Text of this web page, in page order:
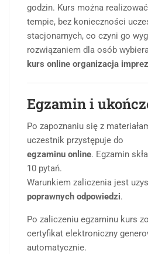
godzin. Kurs można
tempie, bez konieczności
stacjonarnych, co czyni go
rozwiązaniem dla osób
kurs online organizacja
Egzamin i
Po zapoznaniu się z
uczestnik przystępuje do
egzaminu online. Egzamin
10 pytań.
Warunkiem zaliczenia jest
poprawnych odpowiedzi.
Po zaliczeniu egzaminu kurs
certyfikat elektroniczny
automatycznie.